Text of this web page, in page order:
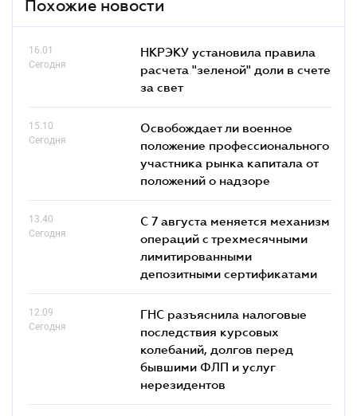
Похожие новости
16.01
Сегодня
НКРЭКУ установила правила
расчета "зеленой" доли в счете
за свет
15.10
Сегодня
Освобождает ли военное
положение профессионального
участника рынка капитала от
положений о надзоре
13.40
Сегодня
С 7 августа меняется механизм
операций с трехмесячными
лимитированными
депозитными сертификатами
12.09
Сегодня
ГНС разъяснила налоговые
последствия курсовых
колебаний, долгов перед
бывшими ФЛП и услуг
нерезидентов